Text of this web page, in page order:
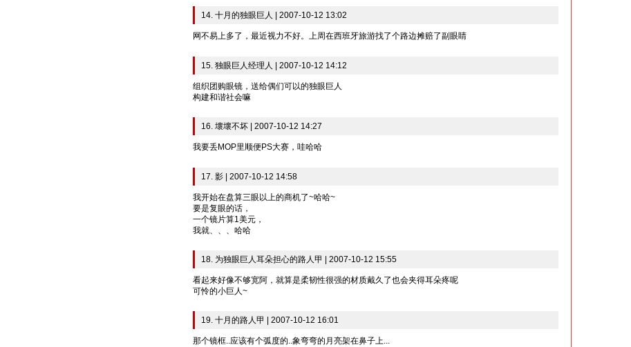
14. 十月的独眼巨人 | 2007-10-12 13:02
网不易上多了，最近视力不好。上周在西班牙旅游找了个路边摊赔了副眼睛
15. 独眼巨人经理人 | 2007-10-12 14:12
组织团购眼镜，送给偶们可以的独眼巨人
构建和谐社会嘛
16. 壞壞不坏 | 2007-10-12 14:27
我要丢MOP里顺便PS大赛，哇哈哈
17. 影 | 2007-10-12 14:58
我开始在盘算三眼以上的商机了~哈哈~
要是复眼的话，
一个镜片算1美元，
我就、、、哈哈
18. 为独眼巨人耳朵担心的路人甲 | 2007-10-12 15:55
看起来好像不够宽阿，就算是柔韧性很强的材质戴久了也会夹得耳朵疼呢
可怜的小巨人~
19. 十月的路人甲 | 2007-10-12 16:01
那个镜框..应该有个弧度的..象弯弯的月亮架在鼻子上...